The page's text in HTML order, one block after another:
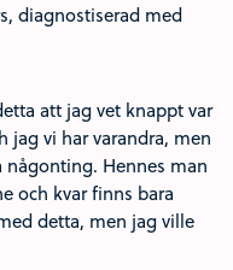
diagnostiserad med
att jag vet knappt var
jag vi har varandra, men
Hennes man
och kvar finns bara
detta, men jag ville